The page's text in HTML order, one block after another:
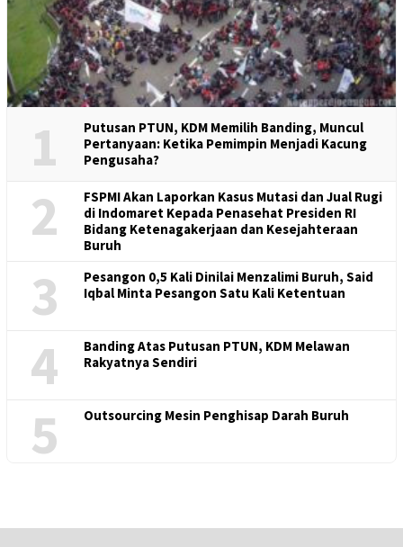
1
Putusan PTUN, KDM Memilih Banding, Muncul
Pertanyaan: Ketika Pemimpin Menjadi Kacung
Pengusaha?
2
FSPMI Akan Laporkan Kasus Mutasi dan Jual Rugi
di Indomaret Kepada Penasehat Presiden RI
Bidang Ketenagakerjaan dan Kesejahteraan
Buruh
3
Pesangon 0,5 Kali Dinilai Menzalimi Buruh, Said
Iqbal Minta Pesangon Satu Kali Ketentuan
4
Banding Atas Putusan PTUN, KDM Melawan
Rakyatnya Sendiri
5 Outsourcing Mesin Penghisap Darah Buruh